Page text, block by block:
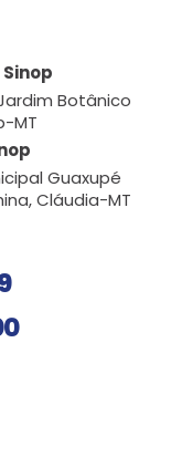
Botânico
MT
Guaxupé
Cláudia-MT